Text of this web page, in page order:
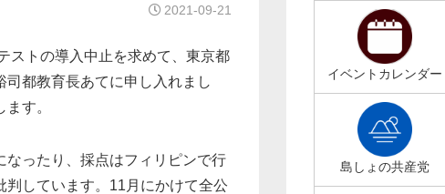
2021-09-21
ストの導入中止を求めて、東京都
都教育長あてに申し入れまし
す。
ったり、採点はフィリピンで行
しています。11月にかけて全公
イベントカレンダー
島しょの共産党